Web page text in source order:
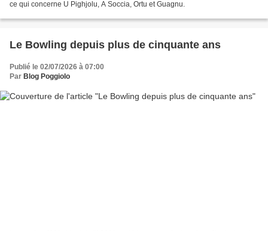
ce qui concerne U Pighjolu, A Soccia, Ortu et Guagnu.
Le Bowling depuis plus de cinquante ans
Publié le 02/07/2026 à 07:00
Par Blog Poggiolo